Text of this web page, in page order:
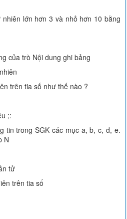
lớn hơn 3 và nhỏ hơn 10 bằng
của trò Nội dung ghi bảng
trên tia số như thế nào ?
;:
tin trong SGK các mục a, b, c, d, e.
N
tử
trên tia số